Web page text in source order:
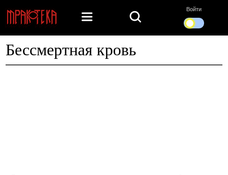
Войти
Бессмертная кровь